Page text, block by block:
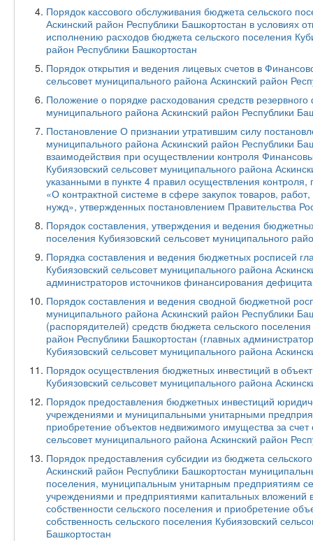
Порядок кассового обслуживания бюджета сельского
Аскинский район Республики Башкортостан в условиях
исполнению расходов бюджета сельского поселения
район Республики Башкортостан
Порядок открытия и ведения лицевых счетов в
сельсовет муниципального района Аскинский район
Положение о порядке расходования средств
муниципального района Аскинский район Республики
Постановление О признании утратившим силу
муниципального района Аскинский район Республики
взаимодействия при осуществлении контроля
Кубиязовский сельсовет муниципального района
указанными в пункте 4 правил осуществления
«О контрактной системе в сфере закупок товаров,
нужд», утвержденных постановлением Правительства
Порядок составления, утверждения и ведения
поселения Кубиязовский сельсовет муниципального
Порядка составления и ведения бюджетных росписей
Кубиязовский сельсовет муниципального района
администраторов источников финансирования
Порядок составления и ведения сводной бюджетной
муниципального района Аскинский район Республики
(распорядителей) средств бюджета сельского
район Республики Башкортостан (главных
Кубиязовский сельсовет муниципального района
Порядок осуществления бюджетных инвестиций в
Кубиязовский сельсовет муниципального района
Порядок предоставления бюджетных инвестиций
учреждениями и муниципальными унитарными
приобретение объектов недвижимого имущества за
сельсовет муниципального района Аскинский район
Порядок предоставления субсидии из бюджета
Аскинский район Республики Башкортостан
поселения, муниципальным унитарным предприятиям
учреждениями и предприятиями капитальных вложений
собственности сельского поселения и приобретение
собственность сельского поселения Кубиязовский
Башкортостан